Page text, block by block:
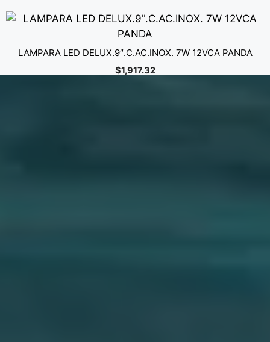
LAMPARA LED DELUX.9″.C.AC.INOX. 7W 12VCA PANDA
$1,917.32